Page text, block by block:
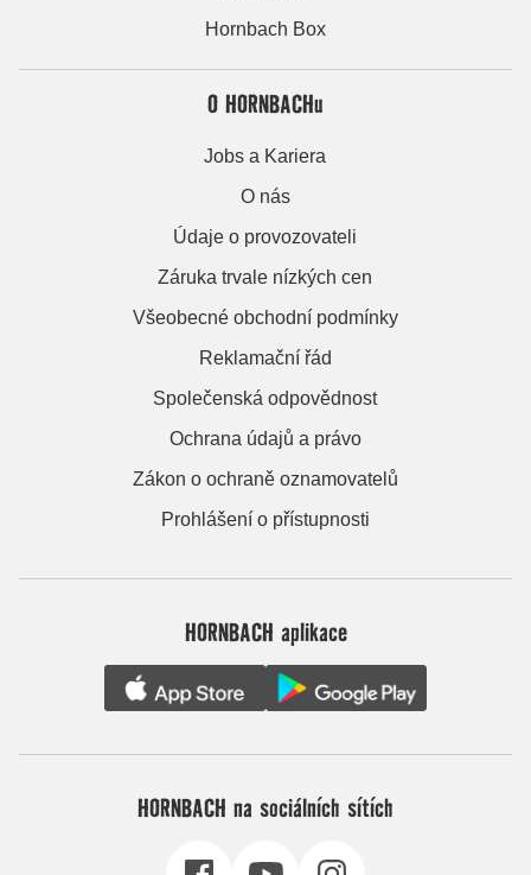
Hornbach Box
O HORNBACHu
Jobs a Kariera
O nás
Údaje o provozovateli
Záruka trvale nízkých cen
Všeobecné obchodní podmínky
Reklamační řád
Společenská odpovědnost
Ochrana údajů a právo
Zákon o ochraně oznamovatelů
Prohlášení o přístupnosti
HORNBACH aplikace
HORNBACH na sociálních sítích